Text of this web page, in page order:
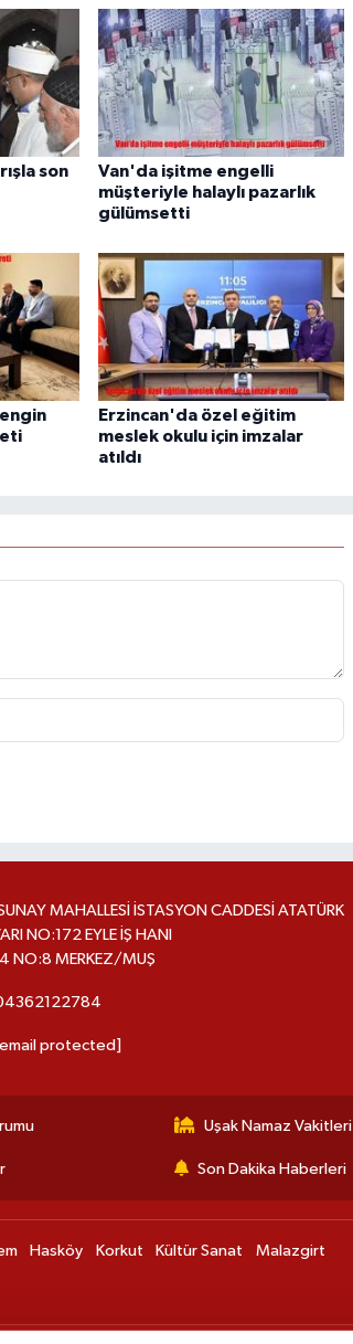
son
Van'da işitme engelli
müşteriyle halaylı pazarlık
gülümsetti
Erzincan'da özel eğitim
meslek okulu için imzalar
atıldı
MAHALLESİ İSTASYON CADDESİ ATATÜRK
NO:172 EYLE İŞ HANI
NO:8 MERKEZ/MUŞ
protected]
Uşak Namaz Vakitleri
Son Dakika Haberleri
Hasköy Korkut Kültür Sanat
Malazgirt